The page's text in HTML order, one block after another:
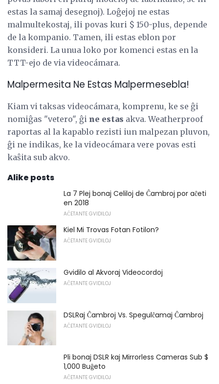
estas la samaj desegnoj). Loĝejoj ne estas
malmultekostaj, ili povas kuri $ 150-plus, depende
de la kompanio. Tamen, ili estas eblon por
konsideri. La unua loko por komenci estas en la
TTT-ejo de via videocámara.
Malpermesita Ne Estas Malpermesebla!
Kiam vi taksas videocámara, komprenu, ke se ĝi
nomiĝas "vetero", ĝi ne estas akva. Weatherproof
raportas al la kapablo rezisti iun malpezan pluvon,
ĝi ne indikas, ke la videocámara vere povas esti
kaŝita sub akvo.
Alike posts
La 7 Plej bonaj Celiloj de Ĉambroj por aĉeti
en 2018
AĈETANTE GVIDILOJ
Kiel Mi Trovas Fotan Fotilon?
AĈETANTE GVIDILOJ
Gvidilo al Akvoraj Videocordoj
AĈETANTE GVIDILOJ
DSLRaj Ĉambroj Vs. Spegulĉamaj Ĉambroj
AĈETANTE GVIDILOJ
Pli bonaj DSLR kaj Mirrorless Cameras Sub $
1,000 Buĝeto
AĈETANTE GVIDILOJ